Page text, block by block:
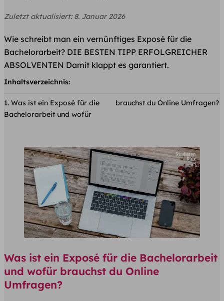
Zuletzt aktualisiert: 8. Januar 2026
Wie schreibt man ein vernünftiges Exposé für die
Bachelorarbeit? DIE BESTEN TIPP ERFOLGREICHER
ABSOLVENTEN Damit klappt es garantiert.
Inhaltsverzeichnis:
Was ist ein Exposé für die
Bachelorarbeit und wofür
brauchst du Online Umfragen?
Was ist ein Exposé für die Bachelorarbeit
und wofür brauchst du Online
Umfragen?